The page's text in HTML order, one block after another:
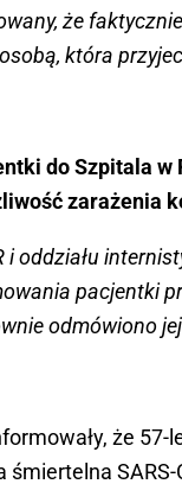
że
która
do Szpitala w
zarażenia
i oddziału
pacjentki
odmówiono
że 57-
SARS-